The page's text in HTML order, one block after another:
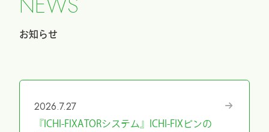
お知らせ
2026.7.27
『ICHI-FIXATORシステム』ICHI-FIXピンの